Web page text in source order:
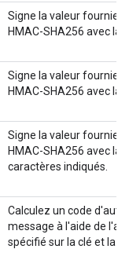
Signe la valeur fournie
HMAC-SHA256 avec la
Signe la valeur fournie
HMAC-SHA256 avec la
Signe la valeur fournie
HMAC-SHA256 avec la
caractères indiqués.
Calculez un code
message à l'aide de
spécifié sur la clé et la